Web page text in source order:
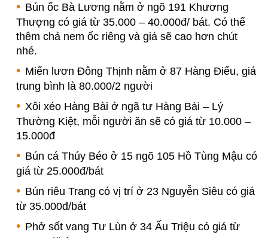
Bún ốc Bà Lương nằm ở ngõ 191 Khương
Thượng có giá từ 35.000 – 40.000đ/ bát. Có thể
thêm chả nem ốc riêng và giá sẽ cao hơn chút
nhé.
Miến lươn Đông Thịnh nằm ở 87 Hàng Điếu, giá
trung bình là 80.000/2 người
Xôi xéo Hàng Bài ở ngã tư Hàng Bài – Lý
Thường Kiệt, mỗi người ăn sẽ có giá từ 10.000 –
15.000đ
Bún cá Thúy Béo ở 15 ngõ 105 Hồ Tùng Mậu có
giá từ 25.000đ/bát
Bún riêu Trang có vị trí ở 23 Nguyễn Siêu có giá
từ 35.000đ/bát
Phở sốt vang Tư Lùn ở 34 Ấu Triệu có giá từ